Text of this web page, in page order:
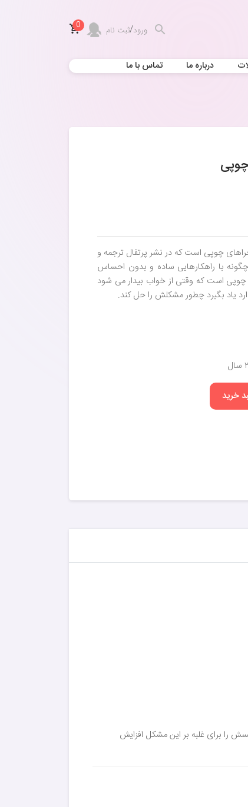
ورود/ثبت نام 0
درباره ما تماس با ما
چوپی است که در نشر پرتقال ترجمه و
با راهکارهایی ساده و بدون احساس
است که وقتی از خواب بیدار می شود
یاد بگیرد چطور مشکلش را حل کند.
خرید
را برای غلبه بر این مشکل افزایش